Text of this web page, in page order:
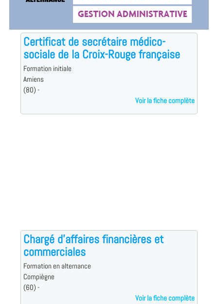
Certificat de secrétaire médico-
sociale de la Croix-Rouge française
Formation initiale
Amiens
(80) -
Voir la fiche complète
Chargé d'affaires financières et
commerciales
Formation en alternance
Compiègne
(60) -
Voir la fiche complète